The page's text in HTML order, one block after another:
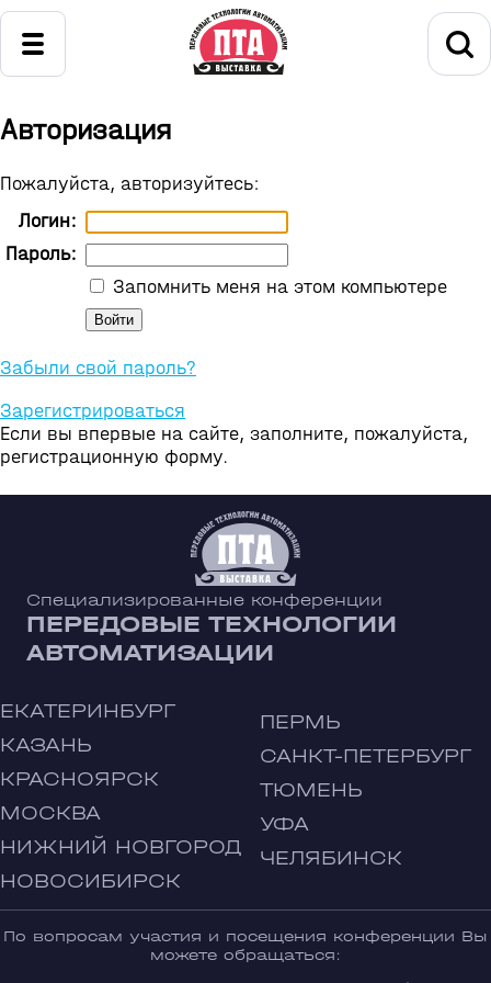
Авторизация
Пожалуйста, авторизуйтесь:
Логин:
Пароль:
Запомнить меня на этом компьютере
Забыли свой пароль?
Зарегистрироваться
Если вы впервые на сайте, заполните, пожалуйста,
регистрационную форму.
Специализированные конференции
ПЕРЕДОВЫЕ ТЕХНОЛОГИИ
АВТОМАТИЗАЦИИ
ЕКАТЕРИНБУРГ
КАЗАНЬ
КРАСНОЯРСК
МОСКВА
НИЖНИЙ НОВГОРОД
НОВОСИБИРСК
ПЕРМЬ
САНКТ-ПЕТЕРБУРГ
ТЮМЕНЬ
УФА
ЧЕЛЯБИНСК
По вопросам участия и посещения конференции Вы
можете обращаться: